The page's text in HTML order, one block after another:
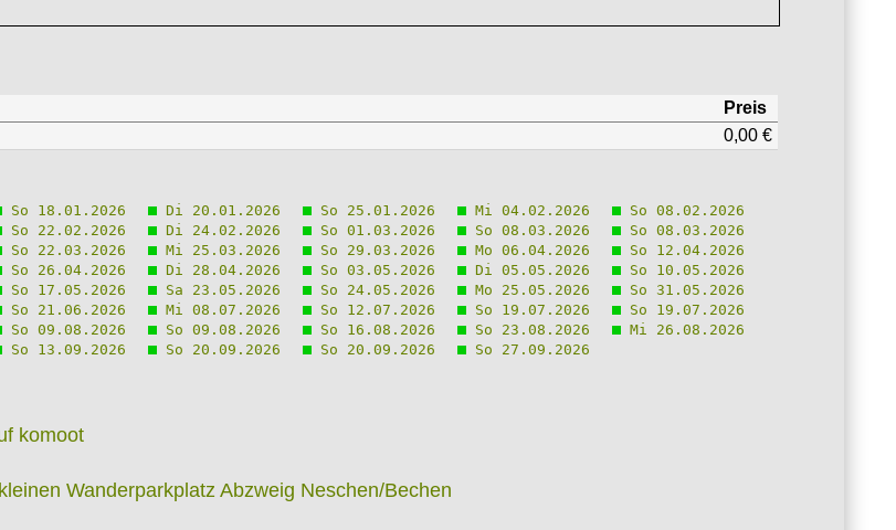
Preis
0,00 €
So 18.01.2026 Di 20.01.2026 So 25.01.2026 Mi 04.02.2026
So 08.02.2026
So 22.02.2026 Di 24.02.2026 So 01.03.2026 So 08.03.2026
So 08.03.2026
So 22.03.2026 Mi 25.03.2026 So 29.03.2026 Mo 06.04.2026
So 12.04.2026
So 26.04.2026 Di 28.04.2026 So 03.05.2026 Di 05.05.2026
So 10.05.2026
So 17.05.2026 Sa 23.05.2026 So 24.05.2026 Mo 25.05.2026
So 31.05.2026
So 21.06.2026 Mi 08.07.2026 So 12.07.2026 So 19.07.2026
So 19.07.2026
So 09.08.2026 So 09.08.2026 So 16.08.2026 So 23.08.2026
Mi 26.08.2026
So 13.09.2026 So 20.09.2026 So 20.09.2026 So 27.09.2026
komoot
Wanderparkplatz Abzweig Neschen/Bechen